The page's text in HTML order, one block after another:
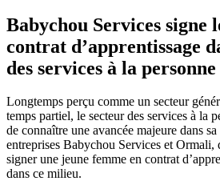
Babychou Services signe
contrat d’apprentissage
des services à la personne
Longtemps perçu comme un secteur
temps partiel, le secteur des services à la
de connaître une avancée majeure dans
entreprises Babychou Services et
signer une jeune femme en contrat
dans ce milieu.